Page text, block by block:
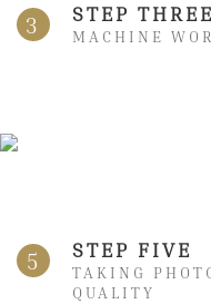
3 STEP THREE
MACHINE
5 STEP FIVE
TAKING
QUALITY